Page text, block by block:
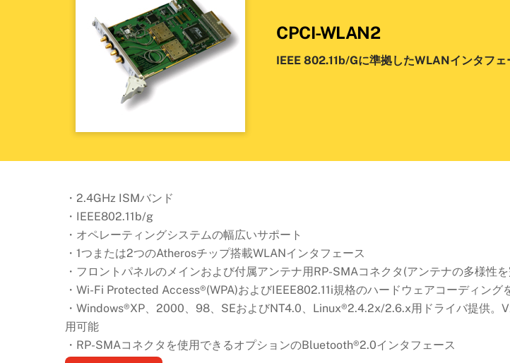
CPCI-WLAN2
IEEE 802.11b/gに準拠したWLANインタフェ
・2.4GHz ISMバンド
・IEEE802.11b/g
・オペレーティングシステムの幅広いサポート
・1つまたは2つのAtherosチップ搭載WLANインタフェース
・フロントパネルのメインおよび付属アンテナ用RP-SMAコネクタ(アンテナの多様性
・Wi-Fi Protected Access®(WPA)およびIEEE802.11i規格のハードウェアコーディング
・Windows®XP、2000、98、SEおよびNT4.0、Linux®2.4.2x/2.6.x用ドライバ提供
用可能
・RP-SMAコネクタを使用できるオプションのBluetooth®2.0インタフェース